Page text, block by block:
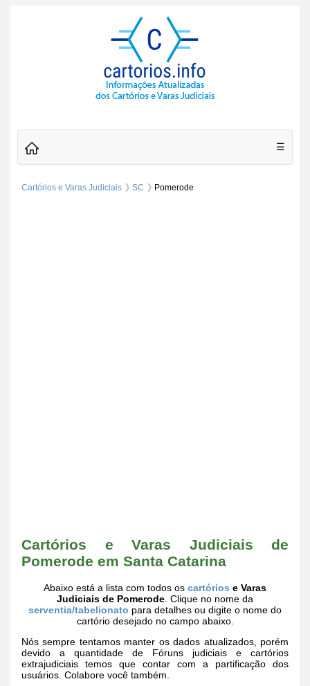
☰
Cartórios e Varas Judiciais SC Pomerode
Cartórios e Varas Judiciais de
Pomerode em Santa Catarina
Abaixo está a lista com todos os cartórios e Varas
Judiciais de Pomerode . Clique no nome da
serventia/tabelionato para detalhes ou digite o nome do
cartório desejado no campo abaixo.
Nós sempre tentamos manter os dados atualizados, porém
devido a quantidade de Fóruns judiciais e cartórios
extrajudiciais temos que contar com a partificação dos
usuários. Colabore você também.